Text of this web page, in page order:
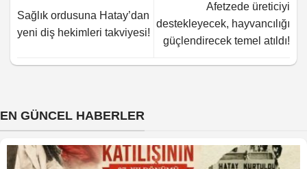
Sağlık ordusuna Hatay’dan
yeni diş hekimleri takviyesi!
Afetzede üreticiyi
destekleyecek, hayvancılığı
güçlendirecek temel atıldı!
EN GÜNCEL HABERLER